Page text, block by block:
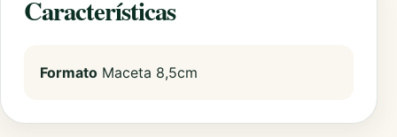
Características
Formato Maceta 8,5cm